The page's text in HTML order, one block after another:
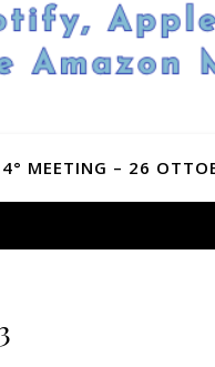
4° MEETING – 26